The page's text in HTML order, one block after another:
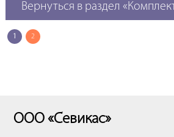
Вернуться в раздел
1 2
ООО «Севикас»